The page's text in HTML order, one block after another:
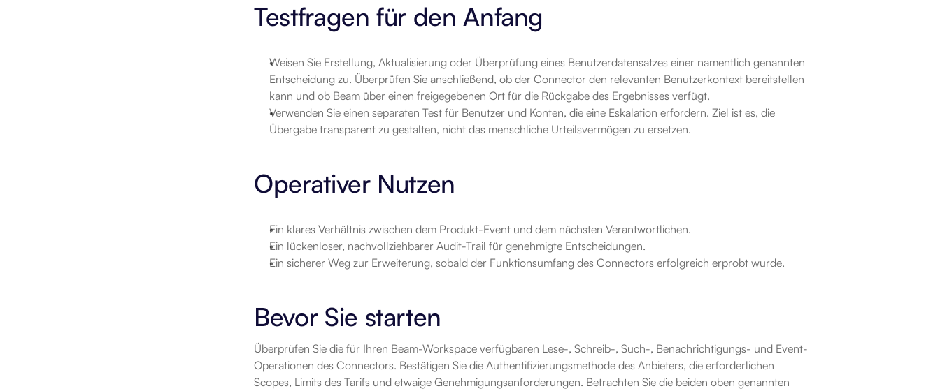
Testfragen für den Anfang
Weisen Sie Erstellung, Aktualisierung oder Überprüfung eines Benutzerdatensatzes einer namentlich genannten
Entscheidung zu. Überprüfen Sie anschließend, ob der Connector den relevanten Benutzerkontext bereitstellen
kann und ob Beam über einen freigegebenen Ort für die Rückgabe des Ergebnisses verfügt.
Verwenden Sie einen separaten Test für Benutzer und Konten, die eine Eskalation erfordern. Ziel ist es, die
Übergabe transparent zu gestalten, nicht das menschliche Urteilsvermögen zu ersetzen.
Operativer Nutzen
Ein klares Verhältnis zwischen dem Produkt-Event und dem nächsten Verantwortlichen.
Ein lückenloser, nachvollziehbarer Audit-Trail für genehmigte Entscheidungen.
Ein sicherer Weg zur Erweiterung, sobald der Funktionsumfang des Connectors erfolgreich erprobt wurde.
Bevor Sie starten
Überprüfen Sie die für Ihren Beam-Workspace verfügbaren Lese-, Schreib-, Such-, Benachrichtigungs- und Event-
Operationen des Connectors. Bestätigen Sie die Authentifizierungsmethode des Anbieters, die erforderlichen
Scopes, Limits des Tarifs und etwaige Genehmigungsanforderungen. Betrachten Sie die beiden oben genannten